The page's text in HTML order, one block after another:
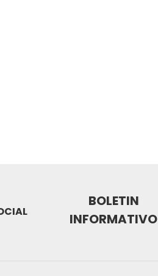
BOLETIN
INFORMATIVO